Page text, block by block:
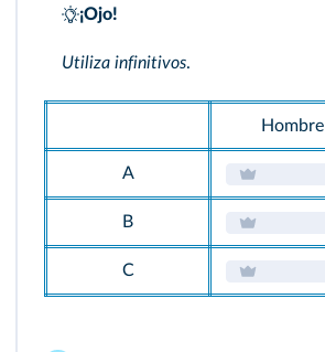
¡Ojo!
Utiliza infinitivos.
Hombre
A
B
C